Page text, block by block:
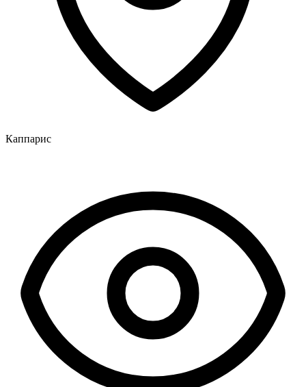
Каппарис